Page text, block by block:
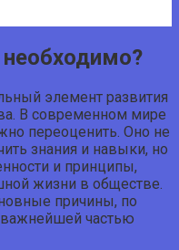
элемент развития
В современном мире
переоценить. Оно не
знания и навыки, но
и принципы,
жизни в обществе.
причины, по
важнейшей частью